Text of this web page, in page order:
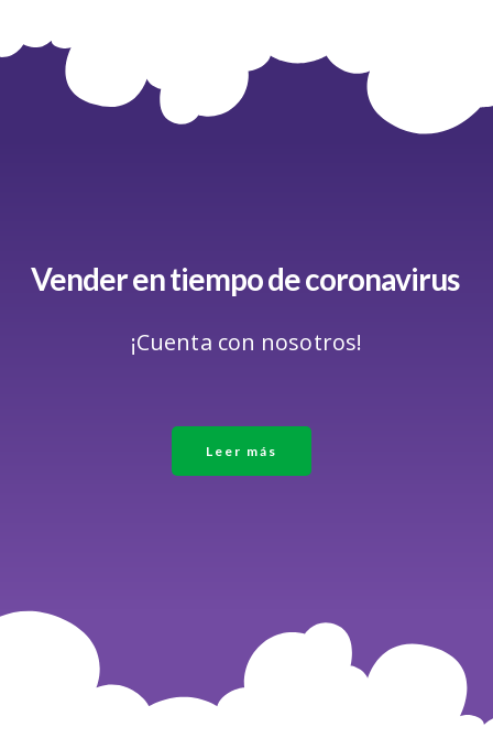
Venderentiempodecoronavirus
¡Cuenta con nosotros!
Leer más